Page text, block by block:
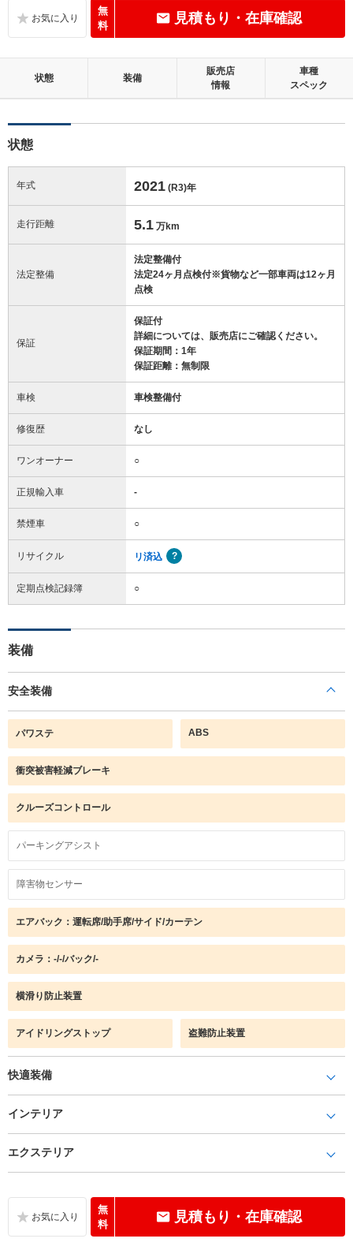
無
料
見積もり・在庫確認
状態 装備
販売店
情報
車種
スペック
状態
年式 2021 (R3)年
走行距離 5.1 万km
法定整備
法定整備付
法定24ヶ月点検付※貨物など一部車両は12ヶ月
点検
保証
保証付
詳細については、販売店にご確認ください。
保証期間：1年
保証距離：無制限
車検 車検整備付
修復歴 なし
ワンオーナー ○
正規輸入車 -
禁煙車 ○
リサイクル リ済込
定期点検記録簿 ○
装備
安全装備
パワステ ABS
衝突被害軽減ブレーキ
クルーズコントロール
パーキングアシスト
障害物センサー
エアバック：運転席/助手席/サイド/カーテン
カメラ：-/-/バック/-
横滑り防止装置
アイドリングストップ 盗難防止装置
快適装備
インテリア
エクステリア
無
料
見積もり・在庫確認